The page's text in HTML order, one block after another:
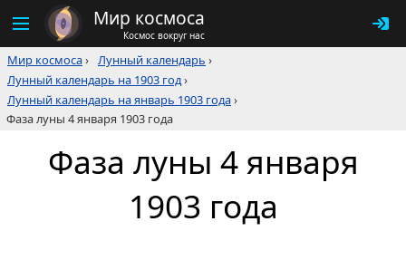
Мир космоса
Космос вокруг нас
Мир космоса› Лунный календарь ›
Лунный календарь на 1903 год›
Лунный календарь на январь 1903 года›
Фаза луны 4 января 1903 года
Фаза луны 4 января
1903 года